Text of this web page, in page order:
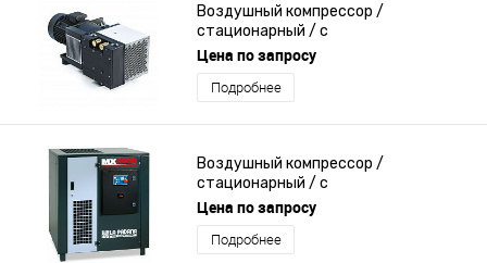
Воздушный компрессор /
стационарный / с
электродвигателем / ротационный
Цена по запросу
Подробнее
Воздушный компрессор /
стационарный / с
электродвигателем / винтовой
Цена по запросу
Подробнее